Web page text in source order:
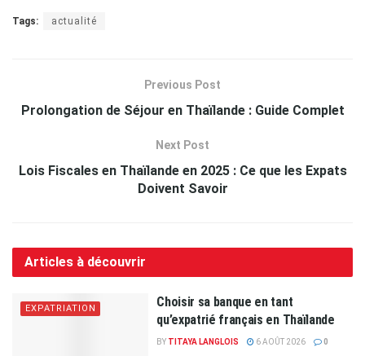
Tags: actualité
Previous Post
Prolongation de Séjour en Thaïlande : Guide Complet
Next Post
Lois Fiscales en Thaïlande en 2025 : Ce que les Expats
Doivent Savoir
Articles à découvrir
EXPATRIATION
Choisir sa banque en tant
qu’expatrié français en Thaïlande
BY TITAYA LANGLOIS 6 AOÛT 2026 0